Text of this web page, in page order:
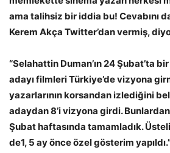
ama talihsiz bir iddia bu! Cevabını
Kerem Akça Twitter’dan vermiş,
“Selahattin Duman’ın 24 Şubat’ta bir
adayı filmleri Türkiye’de vizyona
yazarlarının korsandan izlediğini
adaydan 8’i vizyona girdi.
Şubat haftasında tamamladık.
de1, 5 ay önce özel gösterim